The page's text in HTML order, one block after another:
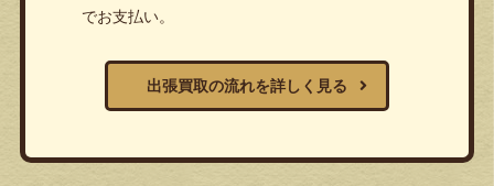
でお支払い。
出張買取の流れを詳しく見る